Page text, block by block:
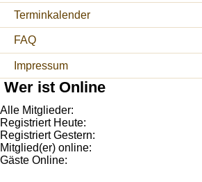
Terminkalender
FAQ
Impressum
Wer ist Online
Alle Mitglieder:
Registriert Heute:
Registriert Gestern:
Mitglied(er) online:
Gäste Online: